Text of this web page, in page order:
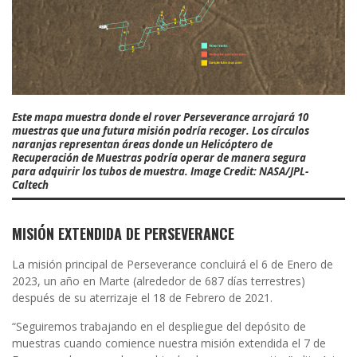
Este mapa muestra donde el rover Perseverance arrojará 10
muestras que una futura misión podría recoger. Los círculos
naranjas representan áreas donde un Helicóptero de
Recuperación de Muestras podría operar de manera segura
para adquirir los tubos de muestra. Image Credit: NASA/JPL-
Caltech
MISIÓN EXTENDIDA DE PERSEVERANCE
La misión principal de Perseverance concluirá el 6 de Enero de
2023, un año en Marte (alrededor de 687 días terrestres)
después de su aterrizaje el 18 de Febrero de 2021.
“Seguiremos trabajando en el despliegue del depósito de
muestras cuando comience nuestra misión extendida el 7 de